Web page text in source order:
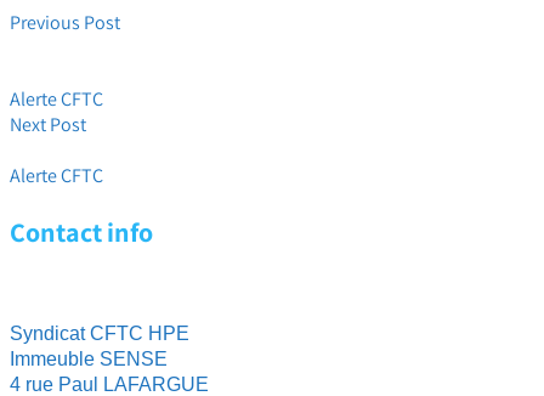
Previous Post
Alerte CFTC
Next Post
Alerte CFTC
Contact info
Syndicat CFTC HPE
Immeuble SENSE
4 rue Paul LAFARGUE